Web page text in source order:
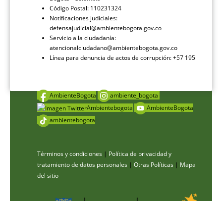
Código Postal: 110231324
Notificaciones judiciales:
defensajudicial@ambientebogota.gov.co
Servicio a la ciudadanía:
atencionalciudadano@ambientebogota.gov.co
Línea para denuncia de actos de corrupción: +57 195
AmbienteBogota
ambiente_bogota
Ambientebogota
AmbienteBogota
ambientebogota
Términos y condiciones | Política de privacidad y
tratamiento de datos personales | Otras Políticas | Mapa
del sitio